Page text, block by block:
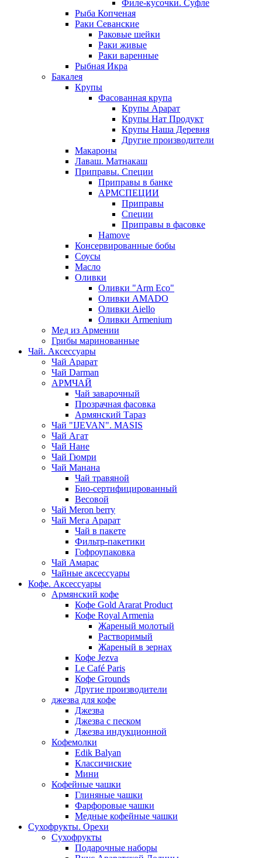
Филе-кусочки. Суфле
Рыба Копченая
Раки Севанские
Раковые шейки
Раки живые
Раки варенные
Рыбная Икра
Бакалея
Крупы
Фасованная крупа
Крупы Арарат
Крупы Нат Продукт
Крупы Наша Деревня
Другие производители
Макароны
Лаваш. Матнакаш
Приправы. Специи
Приправы в банке
АРМСПЕЦИИ
Приправы
Специи
Приправы в фасовке
Hamove
Консервированные бобы
Соусы
Масло
Оливки
Оливки "Arm Eco"
Оливки AMADO
Оливки Aiello
Оливки Armenium
Мед из Армении
Грибы маринованные
Чай. Аксессуары
Чай Арарат
Чай Darman
АРМЧАЙ
Чай заварочный
Прозрачная фасовка
Армянский Тараз
Чай "IJEVAN". MASIS
Чай Агат
Чай Нане
Чай Гюмри
Чай Манана
Чай травяной
Био-сертифицированный
Весовой
Чай Meron berry
Чай Мега Арарат
Чай в пакете
Фильтр-пакетики
Гофроупаковка
Чай Амарас
Чайные аксессуары
Кофе. Аксессуары
Армянский кофе
Кофе Gold Ararat Product
Кофе Royal Armenia
Жареный молотый
Растворимый
Жареный в зернах
Кофе Jezva
Le Café Paris
Кофе Grounds
Другие производители
джезва для кофе
Джезва
Джезва с песком
Джезва индукционной
Кофемолки
Edik Balyan
Классичиские
Мини
Кофейные чашки
Глиняные чашки
Фарфоровые чашки
Медные кофейные чашки
Сухофрукты. Орехи
Сухофрукты
Подарочные наборы